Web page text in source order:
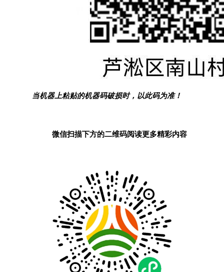
当机器上粘贴的机器码破损时，以此码为准！
微信扫描下方的二维码阅读更多精彩内容